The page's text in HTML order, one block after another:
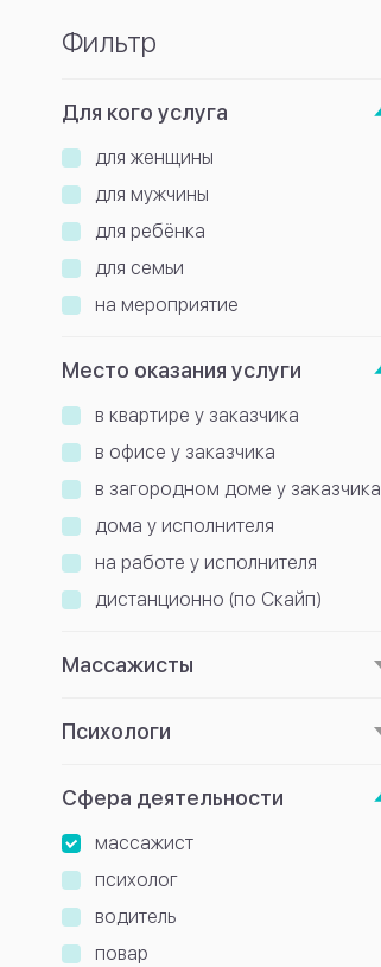
Фильтр
Для кого услуга
для женщины
для мужчины
для ребёнка
для семьи
на мероприятие
Место оказания услуги
в квартире у заказчика
в офисе у заказчика
в загородном доме у заказчика
дома у исполнителя
на работе у исполнителя
дистанционно (по Скайп)
Массажисты
Психологи
Сфера деятельности
массажист
психолог
водитель
повар